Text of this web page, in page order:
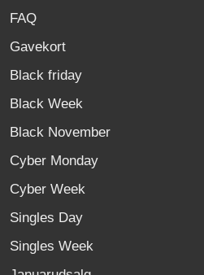
FAQ
Gavekort
Black friday
Black Week
Black November
Cyber Monday
Cyber Week
Singles Day
Singles Week